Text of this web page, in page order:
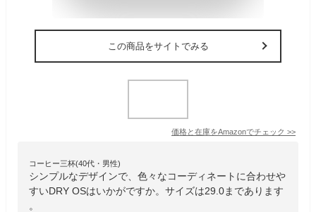
この商品をサイトでみる
価格と在庫をAmazonでチェック >>
コーヒー三杯(40代・男性)
シンプルなデザインで、色々なコーディネートに合わせや
すいDRY OSはいかがですか。サイズは29.0まであります
。